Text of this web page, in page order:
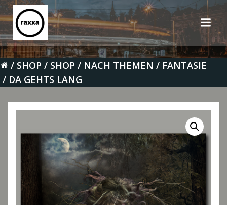
Zum
Inhalt
springen
SHOP SHOP NACH THEMEN
FANTASIE
DA GEHTS LANG